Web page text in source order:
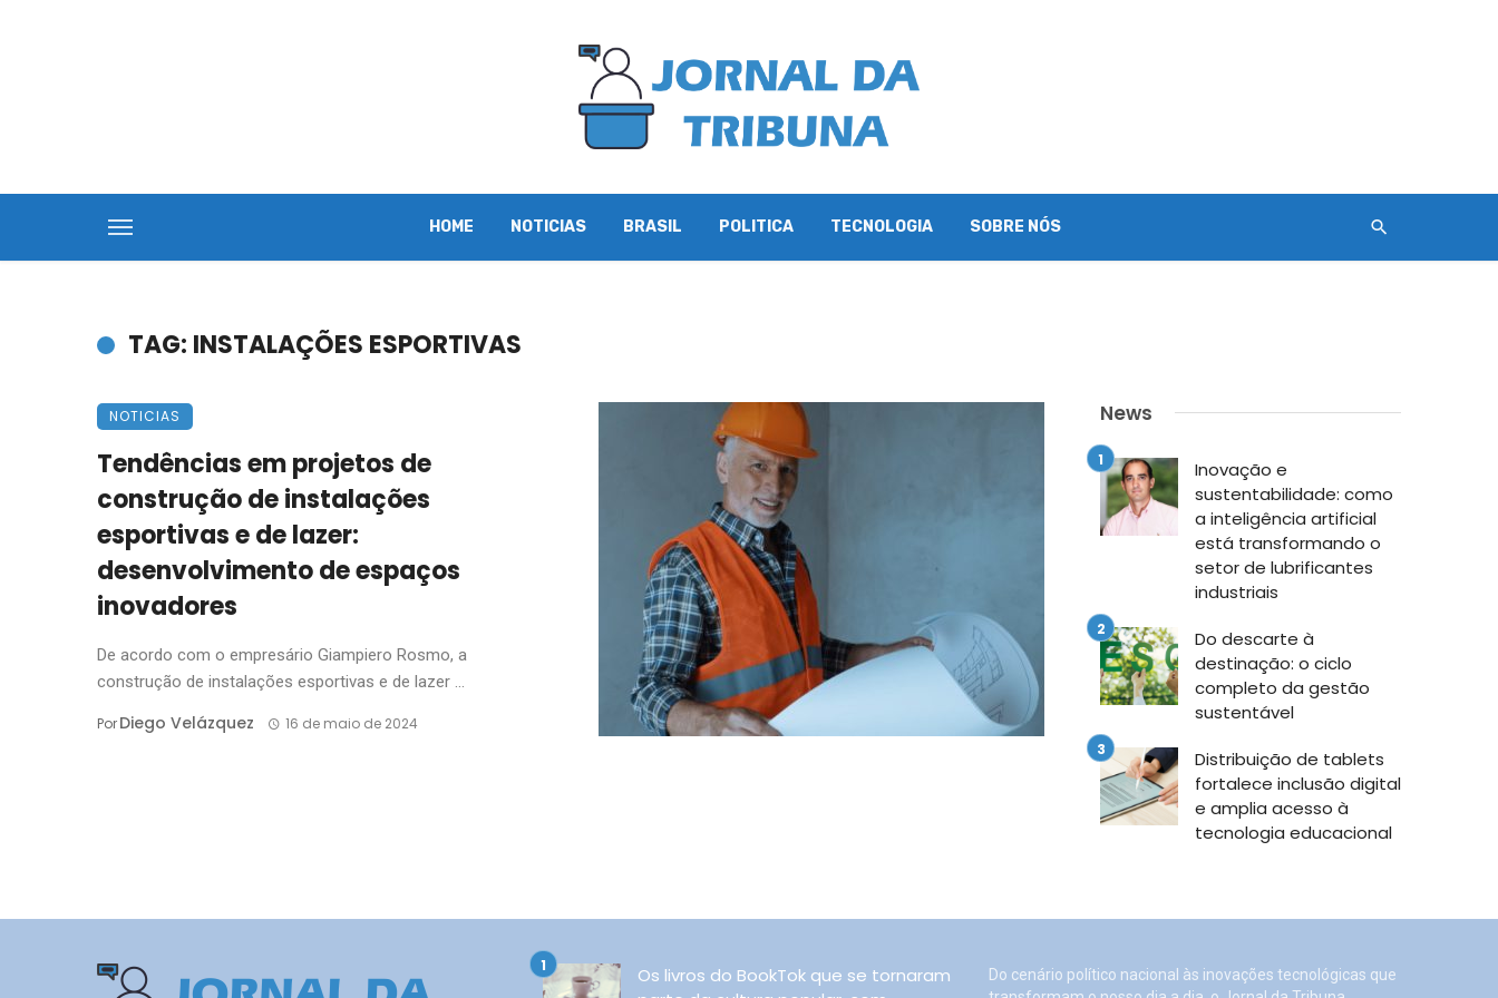
HOME NOTICIAS BRASIL POLITICA TECNOLOGIA SOBRE NÓS
TAG: INSTALAÇÕES ESPORTIVAS
NOTICIAS
Tendências em projetos de
construção de instalações
esportivas e de lazer:
desenvolvimento de espaços
inovadores
De acordo com o empresário Giampiero Rosmo, a
construção de instalações esportivas e de lazer ...
PorDiego Velázquez 16 de maio de 2024
News
Inovação e
sustentabilidade: como
a inteligência artificial
está transformando o
setor de lubrificantes
industriais
Do descarte à
destinação: o ciclo
completo da gestão
sustentável
Distribuição de tablets
fortalece inclusão digital
e amplia acesso à
tecnologia educacional
Os livros do BookTok que se tornaram
Do cenário político nacional às inovações tecnológicas que